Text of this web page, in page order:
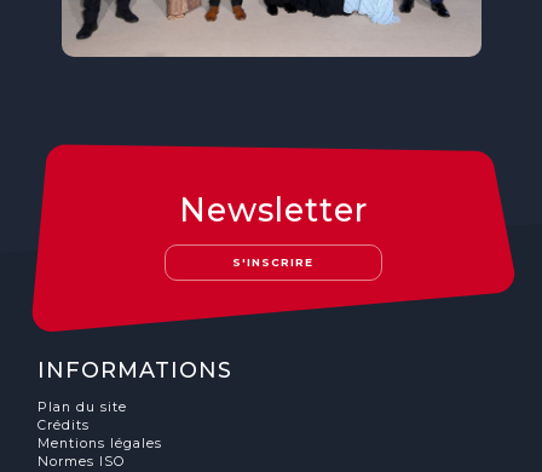
Newsletter
S'INSCRIRE
INFORMATIONS
Plan du site
Crédits
Mentions légales
Normes ISO